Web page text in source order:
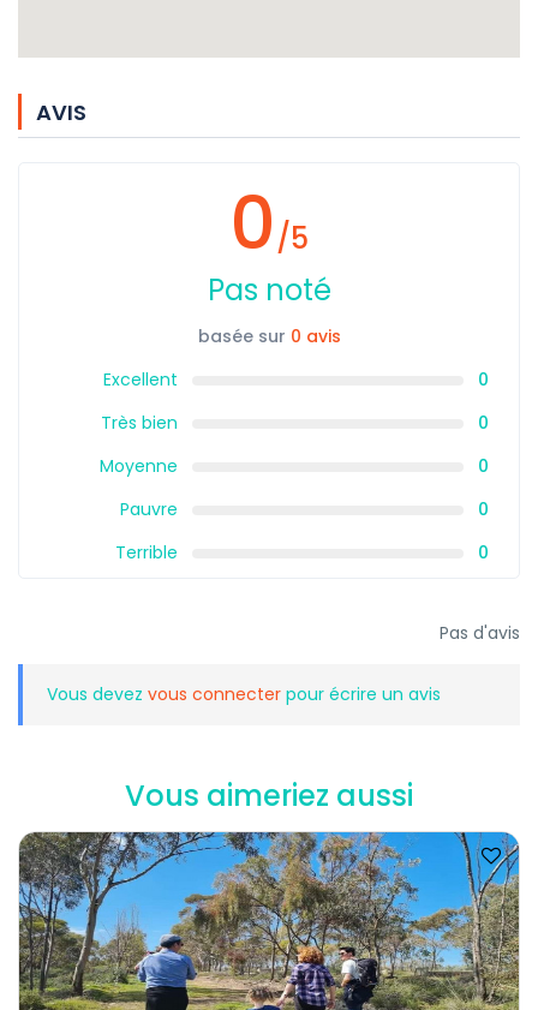
AVIS
0/5
Pas noté
basée sur 0 avis
Excellent
0
Très bien
0
Moyenne
0
Pauvre
0
Terrible
0
Pas d'avis
Vous devez vous connecter pour écrire un avis
Vous aimeriez aussi